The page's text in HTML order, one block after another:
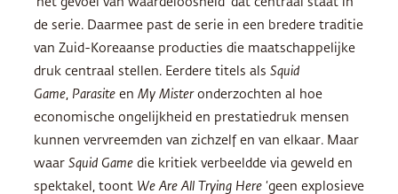
de serie. Daarmee past de serie in een bredere traditie
van Zuid-Koreaanse producties die maatschappelijke
druk centraal stellen. Eerdere titels als Squid
Game Parasite en My Misteronderzochten al hoe
economische ongelijkheid en prestatiedruk mensen
kunnen vervreemden van zichzelf en van elkaar. Maar
waar Squid Game die kritiek verbeeldde via geweld en
spektakel, toont We Are All Trying Here ‘geen explosieve